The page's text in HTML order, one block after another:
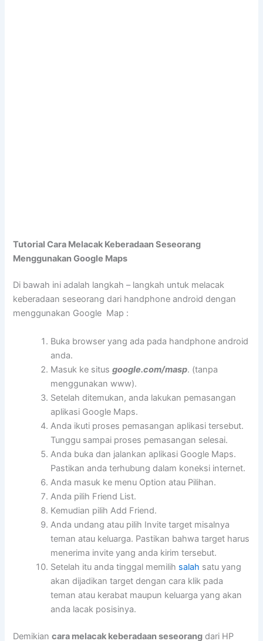
Tutorial Cara Melacak Keberadaan Seseorang
Menggunakan Google Maps
Di bawah ini adalah langkah – langkah untuk melacak
keberadaan seseorang dari handphone android dengan
menggunakan Google Map :
Buka browser yang ada pada handphone android
anda.
Masuk ke situsgoogle.com/masp. (tanpa
menggunakan www).
Setelah ditemukan, anda lakukan pemasangan
aplikasi Google Maps.
Anda ikuti proses pemasangan aplikasi tersebut.
Tunggu sampai proses pemasangan selesai.
Anda buka dan jalankan aplikasi Google Maps.
Pastikan anda terhubung dalam koneksi internet.
Anda masuk ke menu Option atau Pilihan.
Anda pilih Friend List.
Kemudian pilih Add Friend.
Anda undang atau pilih Invite target misalnya
teman atau keluarga. Pastikan bahwa target harus
menerima invite yang anda kirim tersebut.
Setelah itu anda tinggal memilih salah satu yang
akan dijadikan target dengan cara klik pada
teman atau kerabat maupun keluarga yang akan
anda lacak posisinya.
Demikiancara melacak keberadaan seseorang dari HP